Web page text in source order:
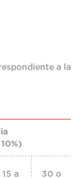
a la
15 a
30 o